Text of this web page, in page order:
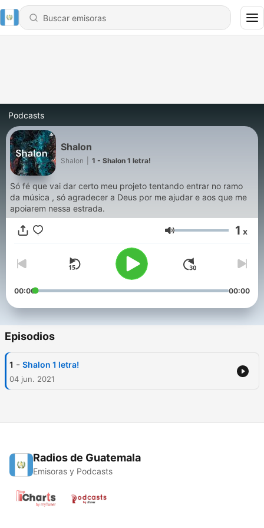
Podcasts
Shalon
Shalon 1 - Shalon 1 letra!
Só fé que vai dar certo meu projeto tentando entrar no ramo
da música , só agradecer a Deus por me ajudar e aos que me
apoiarem nessa estrada.
Volumen 1 x
00:00 00:00
Episodios
1 - Shalon 1 letra!
04 jun. 2021
Radios de Guatemala
Emisoras y Podcasts